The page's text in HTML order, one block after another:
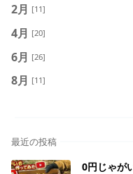
2月 [11]
4月 [20]
6月 [26]
8月 [11]
最近の投稿
0円じゃが